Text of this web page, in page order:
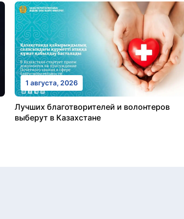
1 августа, 2026
Лучших благотворителей и волонтеров
выберут в Казахстане